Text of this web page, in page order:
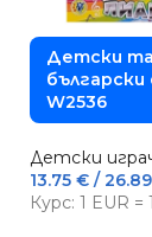
Детски
български
W2536
Детски
13.75 € /
Курс: 1 EUR =